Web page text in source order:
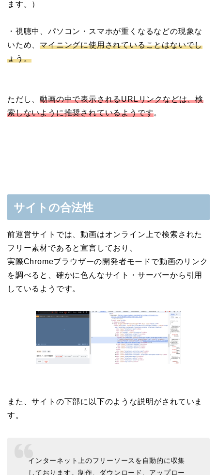
ます。）
・視聴中、パソコン・スマホが重くなるなどの現象な
いため、マイニングに使用されていることはないでし
ょう。
ただし、動画の中で表示されるURLリンクなどは、検
索しないように推奨されているようです。
サイトの合法性
前運営サイトでは、動画はオンライン上で検索された
フリー素材であると宣言しており、
実際Chromeブラウザーの開発者モードで動画のリンク
を調べると、確かに色んなサイト・サーバーから引用
しているようです。
また、サイトの下部に以下のような説明がされていま
す。
インターネット上のフリーソースを自動的に収集
しております。制作、ダウンロード、アップロー